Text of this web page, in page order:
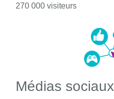
270 000 visiteurs
Médias sociaux